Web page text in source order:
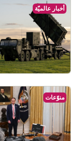
أخبار عالميّة
منوّعات